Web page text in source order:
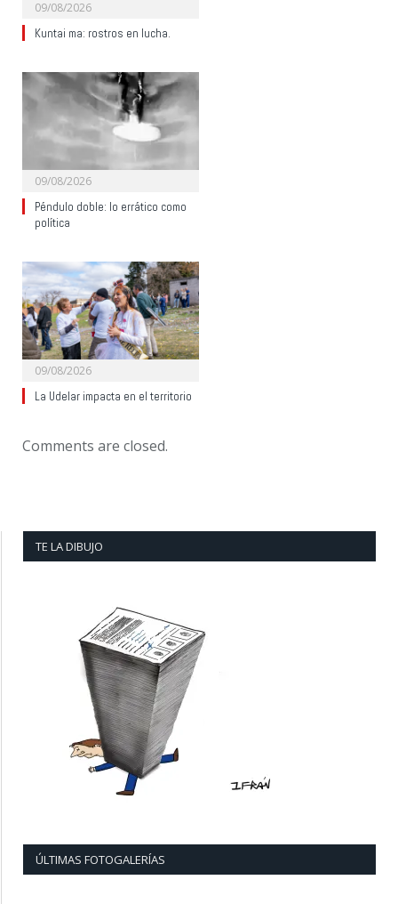
09/08/2026
Kuntai ma: rostros en lucha.
09/08/2026
Péndulo doble: lo errático como
política
09/08/2026
La Udelar impacta en el territorio
Comments are closed.
TE LA DIBUJO
ÚLTIMAS FOTOGALERÍAS